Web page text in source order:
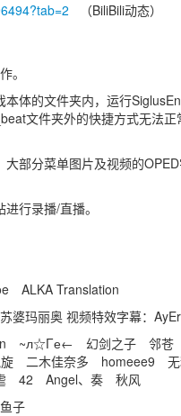
（BiliBili动态）
。
体的文件夹内，运行
文件夹外的快捷方式无法正
部分菜单图片及视频的
行录播/直播。
ALKA Translation
婆玛丽奥 视频特效字幕：
~л☆Γе← 幻剑之子 邻
二木佳奈多 homeee9 无
42 Angel、奏 秋风
子